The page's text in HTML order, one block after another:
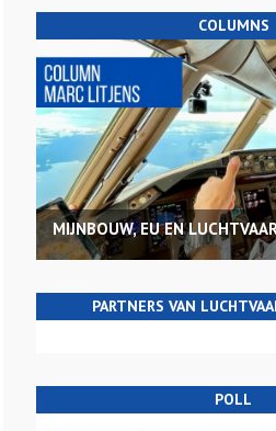
COLUMNS
MIJNBOUW, EU EN
PARTNERS VAN
POLL